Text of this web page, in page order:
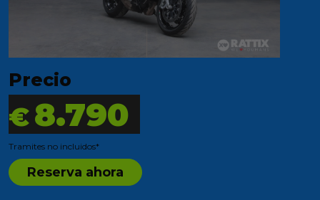
Precio
€8.790
Tramites no incluidos*
Reserva ahora